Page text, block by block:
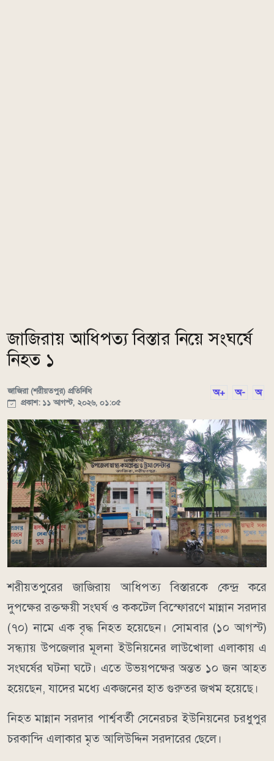
জাজিরায় আধিপত্য বিস্তার নিয়ে সংঘর্ষে
নিহত ১
জাজিরা (শরীয়তপুর) প্রতিনিধি
প্রকাশ: ১১ আগস্ট, ২০২৬, ০১:০৫
অ+ অ- অ
শরীয়তপুরের জাজিরায় আধিপত্য বিস্তারকে কেন্দ্র করে
দুপক্ষের রক্তক্ষয়ী সংঘর্ষ ও ককটেল বিস্ফোরণে মান্নান সরদার
(৭০) নামে এক বৃদ্ধ নিহত হয়েছেন। সোমবার (১০ আগস্ট)
সন্ধ্যায় উপজেলার মূলনা ইউনিয়নের লাউখোলা এলাকায় এ
সংঘর্ষের ঘটনা ঘটে। এতে উভয়পক্ষের অন্তত ১০ জন আহত
হয়েছেন, যাদের মধ্যে একজনের হাত গুরুতর জখম হয়েছে।
নিহত মান্নান সরদার পার্শ্ববর্তী সেনেরচর ইউনিয়নের চরধুপুর
চরকান্দি এলাকার মৃত আলিউদ্দিন সরদারের ছেলে।